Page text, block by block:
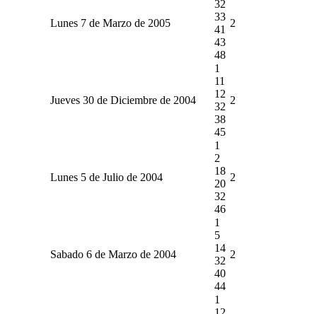
Lunes 7 de Marzo de 2005
32
33
41
43
48
2
Jueves 30 de Diciembre de 2004
1
11
12
32
38
45
2
Lunes 5 de Julio de 2004
1
2
18
20
32
46
2
Sabado 6 de Marzo de 2004
1
5
14
32
40
44
2
1